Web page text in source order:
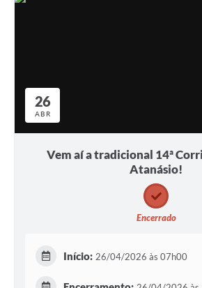
26
ABR
Vem aí a tradicional 14ª
Atanásio!
Encerrado
Início: 26/04/2026 às 07h00